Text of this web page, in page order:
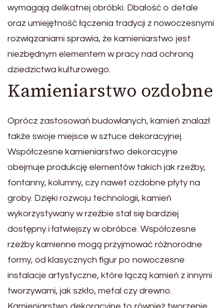
wymagają delikatnej obróbki. Dbałość o detale
oraz umiejętność łączenia tradycji z nowoczesnymi
rozwiązaniami sprawia, że kamieniarstwo jest
niezbędnym elementem w pracy nad ochroną
dziedzictwa kulturowego.
Kamieniarstwo ozdobne
Oprócz zastosowań budowlanych, kamień znalazł
także swoje miejsce w sztuce dekoracyjnej.
Współczesne kamieniarstwo dekoracyjne
obejmuje produkcję elementów takich jak rzeźby,
fontanny, kolumny, czy nawet ozdobne płyty na
groby. Dzięki rozwoju technologii, kamień
wykorzystywany w rzeźbie stał się bardziej
dostępny i łatwiejszy w obróbce. Współczesne
rzeźby kamienne mogą przyjmować różnorodne
formy, od klasycznych figur po nowoczesne
instalacje artystyczne, które łączą kamień z innymi
tworzywami, jak szkło, metal czy drewno.